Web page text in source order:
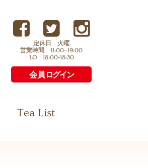
定休日 火曜
営業時間 11:00−19:00
LO 18:00-18:30
会員 ログイン
Tea List